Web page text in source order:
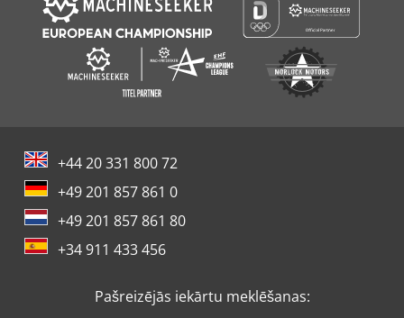
+44 20 331 800 72
+49 201 857 861 0
+49 201 857 861 80
+34 911 433 456
Pašreizējās iekārtu meklēšanas: